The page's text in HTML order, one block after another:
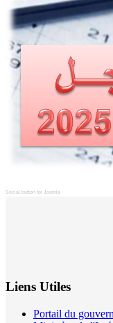
Social button for Joomla
Liens Utiles
Portail du